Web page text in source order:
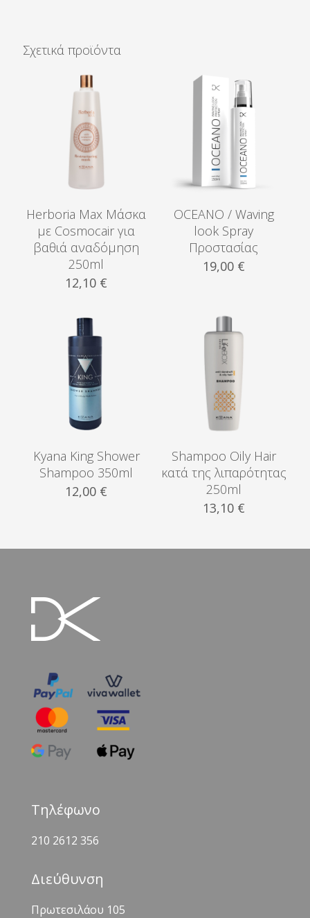
250ml
ποσότητα
Σχετικά προϊόντα
Herboria Max Μάσκα
με Cosmocair για
βαθιά αναδόμηση
250ml
12,10 €
OCEANO / Waving
look Spray
Προστασίας
19,00 €
Kyana King Shower
Shampoo 350ml
12,00 €
Shampoo Oily Hair
κατά της λιπαρότητας
250ml
13,10 €
Τηλέφωνο
210 2612 356
Διεύθυνση
Πρωτεσιλάου 105